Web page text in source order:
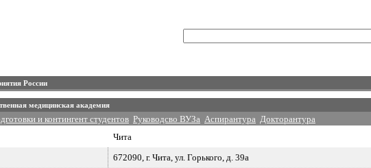
России
медицинская академия
и контингент студентов Руководсво ВУЗа Аспирантура Докторантура
Чита
672090, г. Чита, ул. Горького, д. 39а